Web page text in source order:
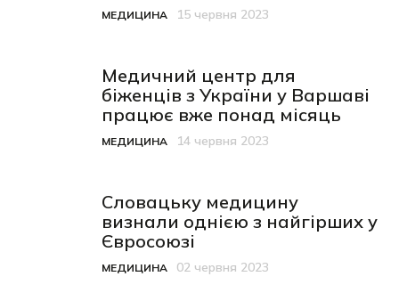
Категорія
МЕДИЦИНА
Дата публікації
15 червня 2023
Медичний центр для
біженців з України у Варшаві
працює вже понад місяць
Категорія
МЕДИЦИНА
Дата публікації
14 червня 2023
Словацьку медицину
визнали однією з найгірших у
Євросоюзі
Категорія
МЕДИЦИНА
Дата публікації
02 червня 2023